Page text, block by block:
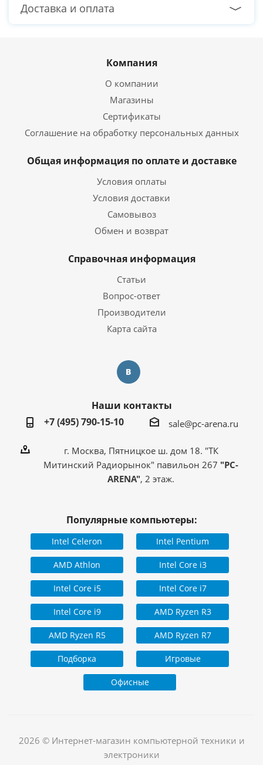
Доставка и оплата
Компания
О компании
Магазины
Сертификаты
Соглашение на обработку персональных данных
Общая информация по оплате и доставке
Условия оплаты
Условия доставки
Самовывоз
Обмен и возврат
Справочная информация
Статьи
Вопрос-ответ
Производители
Карта сайта
Наши контакты
+7 (495) 790-15-10
sale@pc-arena.ru
г. Москва, Пятницкое ш. дом 18. "ТК
Митинский Радиорынок" павильон 267 "PC-
ARENA", 2 этаж.
Популярные компьютеры:
Intel Celeron Intel Pentium
AMD Athlon Intel Core i3
Intel Core i5 Intel Core i7
Intel Core i9 AMD Ryzen R3
AMD Ryzen R5 AMD Ryzen R7
Подборка Игровые
Офисные
2026 © Интернет-магазин компьютерной техники и
электроники